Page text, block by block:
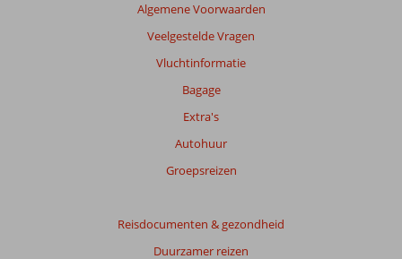
Algemene Voorwaarden
Veelgestelde Vragen
Vluchtinformatie
Bagage
Extra's
Autohuur
Groepsreizen
Reisdocumenten & gezondheid
Duurzamer reizen